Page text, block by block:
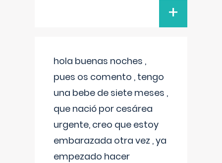
+
hola buenas noches ,
pues os comento , tengo
una bebe de siete meses ,
que nació por cesárea
urgente, creo que estoy
embarazada otra vez , ya
empezado hacer